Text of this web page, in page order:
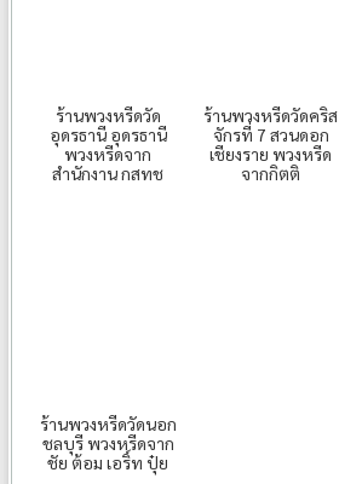
ร้านพวงหรีดวัด
อุดรธานี อุดรธานี
พวงหรีดจาก
สำนักงาน กสทช
ร้านพวงหรีดวัดคริส
จักรที่ 7 สวนดอก
เชียงราย พวงหรีด
จากกิตติ
ร้านพวงหรีดวัดนอก
ชลบุรี พวงหรีดจาก
ชัย ต้อม เอริ์ท ปุ๋ย